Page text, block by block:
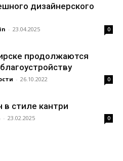
дизайнерского
- 23.04.2025 0
продолжаются
- 26.10.2022 0
в стиле кантри
- 23.02.2025 0